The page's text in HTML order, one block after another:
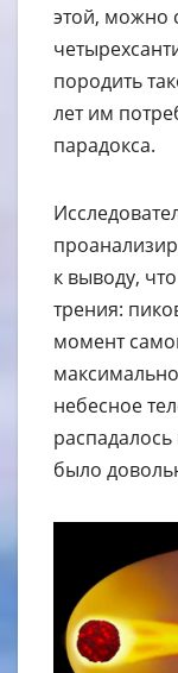
этой, можно
породить
лет им
парадокса.
к выводу,
трения:
момент
небесное
было